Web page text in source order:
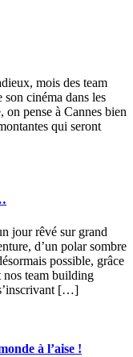
mois des team
cinéma dans les
pense à Cannes bien
qui seront
jour rêvé sur grand
d’un polar sombre
possible, grâce
nos team building
[…]
à l’aise !